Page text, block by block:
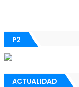
P2
ACTUALIDAD